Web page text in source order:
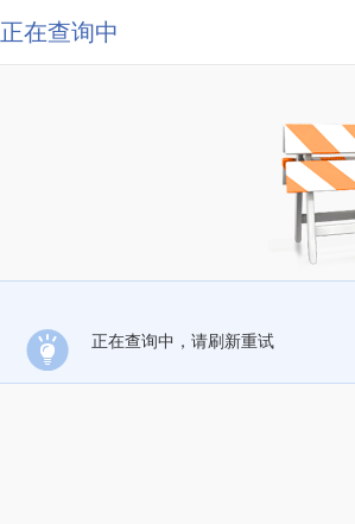
正在查询中
正在查询中，请刷新重试